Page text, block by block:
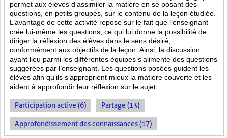
permet aux élèves d’assimiler la matière en se posant des
questions, en petits groupes, sur le contenu de la leçon étudiée.
L’avantage de cette activité repose sur le fait que l’enseignant
crée lui-même les questions, ce qui lui donne la possibilité de
diriger la réflexion des élèves dans le sens désiré,
conformément aux objectifs de la leçon. Ainsi, la discussion
ayant lieu parmi les différentes équipes s’alimente des questions
suggérées par l’enseignant. Les questions posées guident les
élèves afin qu’ils s’approprient mieux la matière couverte et les
aident à approfondir leur réflexion sur le sujet.
Participation active (6) Partage (13)
Approfondissement des connaissances (17)